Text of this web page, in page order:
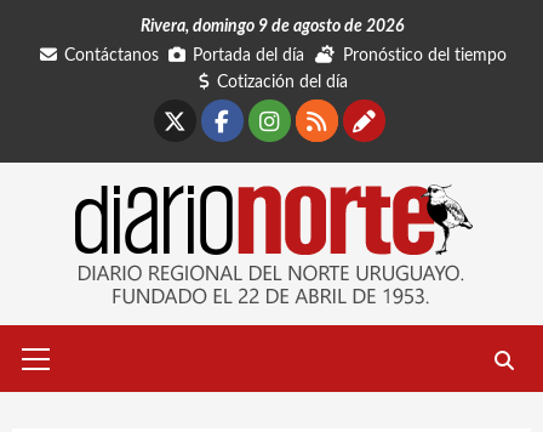
Rivera, domingo 9 de agosto de 2026
Contáctanos
Portada del día
Pronóstico del tiempo
Cotización del día
Facebook
Instagram
RSSContáctanos
primario